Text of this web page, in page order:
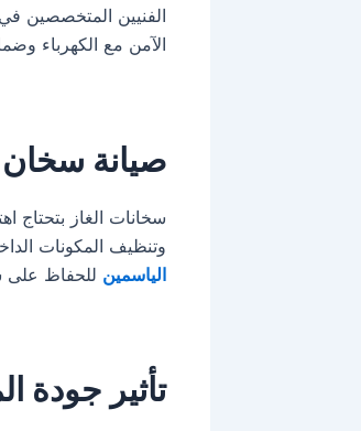
الفنيين المتخصصين في
الآمن مع الكهرباء
صيانة سخان
سخانات الغاز بتحتاج
وتنظيف المكونات
الياسمين للحفاظ على
تأثير جودة